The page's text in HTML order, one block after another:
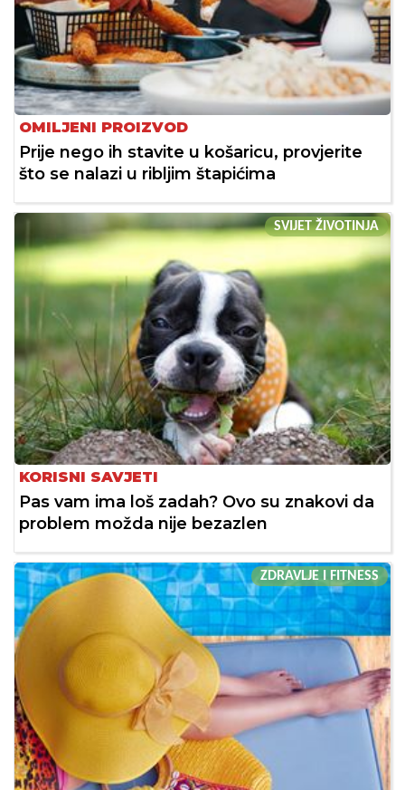
OMILJENI PROIZVOD
Prije nego ih stavite u košaricu, provjerite
što se nalazi u ribljim štapićima
SVIJET ŽIVOTINJA
KORISNI SAVJETI
Pas vam ima loš zadah? Ovo su znakovi da
problem možda nije bezazlen
ZDRAVLJE I FITNESS